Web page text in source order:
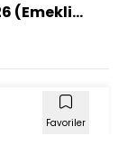
(Emekli
Favoriler